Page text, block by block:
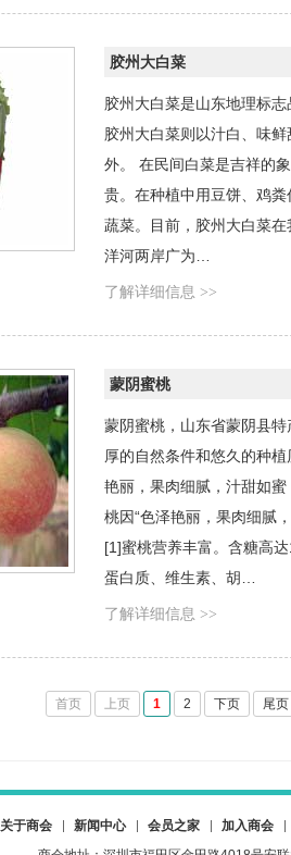
胶州大白菜
胶州大白菜是山东地理标
胶州大白菜则以汁白、味
外。 在民间白菜是吉祥的
贵。在种植中用豆饼、鸡
蔬菜。目前，胶州大白菜
洋河两岸广为…
了解详细信息 >>
蒙阴蜜桃
蒙阴蜜桃，山东省蒙阴县
厚的自然条件和悠久的种
艳丽，果肉细腻，汁甜如
桃因“色泽艳丽，果肉细腻
[1]蜜桃营养丰富。含糖高
蛋白质、维生素、胡…
了解详细信息 >>
首页 上页 1 2 下页 尾页
关于商会 新闻中心 会员之家
加入商会